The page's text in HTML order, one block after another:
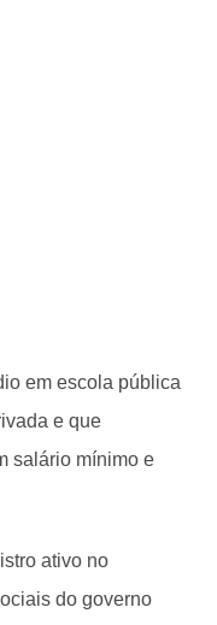
em escola pública
e que
salário mínimo e
ativo no
do governo